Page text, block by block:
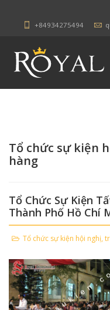
+84934275494
Tổ chức sự kiện
hàng
Tổ Chức Sự Kiện
Thành Phố Hồ Chí
Tổ chức sự kiện hội nghị,